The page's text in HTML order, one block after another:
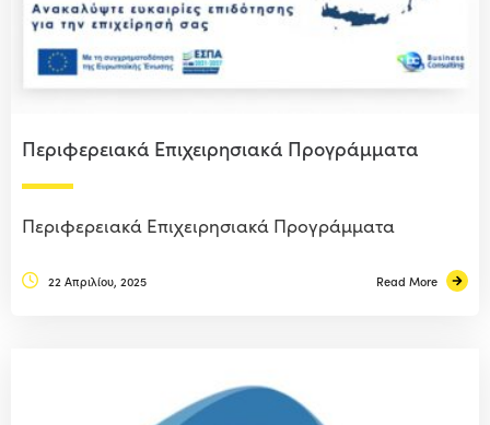
Περιφερειακά Επιχειρησιακά Προγράμματα
Περιφερειακά Επιχειρησιακά Προγράμματα
22 Απριλίου, 2025 Read More